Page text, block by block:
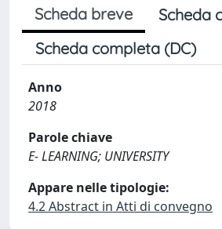
Scheda breve
Scheda
Scheda completa (DC)
Anno
2018
Parole chiave
E- LEARNING; UNIVERSITY
Appare nelle tipologie:
4.2 Abstract in Atti di convegno